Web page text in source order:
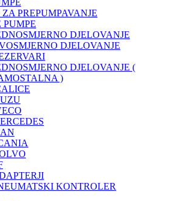
ZA PREPUMPAVANJE
PUMPE
DJELOVANJE
DJELOVANJE
DJELOVANJE (
)
KONTROLER